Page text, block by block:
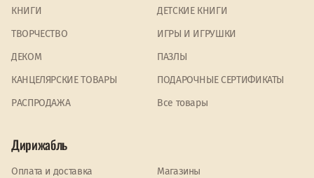
КНИГИ
ДЕТСКИЕ КНИГИ
ТВОРЧЕСТВО
ИГРЫ И ИГРУШКИ
ДЕКОМ
ПАЗЛЫ
КАНЦЕЛЯРСКИЕ ТОВАРЫ
ПОДАРОЧНЫЕ СЕРТИФИКАТЫ
PАСПРОДАЖА
Все товары
Дирижабль
Оплата и доставка
Магазины